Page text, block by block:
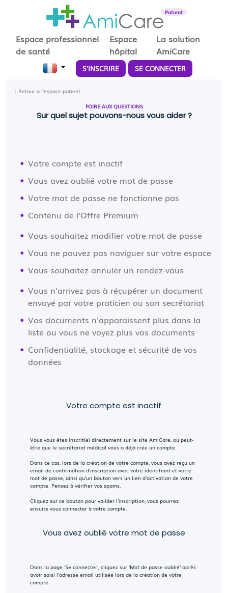
Patient
Espace professionnel
de santé
Espace
hôpital
La solution
AmiCare
S'INSCRIRE SE CONNECTER
〈 Retour à l'espace patient
FOIRE AUX QUESTIONS
Sur quel sujet pouvons-nous vous aider ?
Votre compte est inactif
Vous avez oublié votre mot de passe
Votre mot de passe ne fonctionne pas
Contenu de l'Offre Premium
Vous souhaitez modifier votre mot de passe
Vous ne pouvez pas naviguer sur votre espace
Vous souhaitez annuler un rendez-vous
Vous n'arrivez pas à récupérer un document
envoyé par votre praticien ou son secrétariat
Vos documents n'apparaissent plus dans la
liste ou vous ne voyez plus vos documents
Confidentialité, stockage et sécurité de vos
données
Votre compte est inactif
Vous vous êtes inscrit(e) directement sur le site AmiCare, ou peut-
être que le secrétariat médical vous a déjà crée un compte.
Dans ce cas, lors de la création de votre compte, vous avez reçu un
email de confirmation d'inscription avec votre identifiant et votre
mot de passe, ainsi qu'un bouton vers un lien d'activation de votre
compte. Pensez à vérifier vos spams.
Cliquez sur ce bouton pour valider l'inscription, vous pourrez
ensuite vous connecter à votre compte.
Vous avez oublié votre mot de passe
Dans la page 'Se connecter', cliquez sur 'Mot de passe oublié' après
avoir saisi l'adresse email utilisée lors de la création de votre
compte.